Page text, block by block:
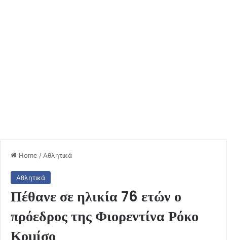
Home / Αθλητικά
Αθλητικά
Πέθανε σε ηλικία 76 ετών ο
πρόεδρος της Φιορεντίνα Ρόκο
Κομίσο